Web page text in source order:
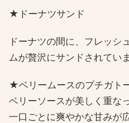
★ドーナツサンド
ドーナツの間に、フレッシ
ムが贅沢にサンドされていま
★ベリームースのプチガト
ベリーソースが美しく重な
一口ごとに爽やかな甘みが